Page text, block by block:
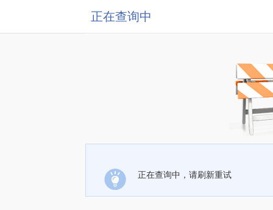
正在查询中
正在查询中，请刷新重试